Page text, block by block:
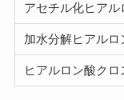
アセチル化ヒアル
加水分解ヒアルロ
ヒアルロン酸クロ